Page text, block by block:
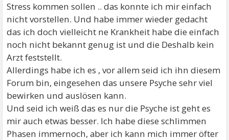
Stress kommen sollen .. das konnte ich mir einfach
nicht vorstellen. Und habe immer wieder gedacht
das ich doch vielleicht ne Krankheit habe die einfach
noch nicht bekannt genug ist und die Deshalb kein
Arzt feststellt.
Allerdings habe ich es , vor allem seid ich ihn diesem
Forum bin, eingesehen das unsere Psyche sehr viel
bewirken und auslösen kann.
Und seid ich weiß das es nur die Psyche ist geht es
mir auch etwas besser. Ich habe diese schlimmen
Phasen immernoch, aber ich kann mich immer öfter